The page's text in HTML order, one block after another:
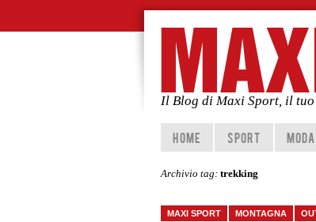
Il Blog di Maxi Sport, il
Vai al contenuto principale
Vai al contenuto secondario
HOME SPORT MODA
Archivio tag: trekking
MAXI SPORT MONTAGNA